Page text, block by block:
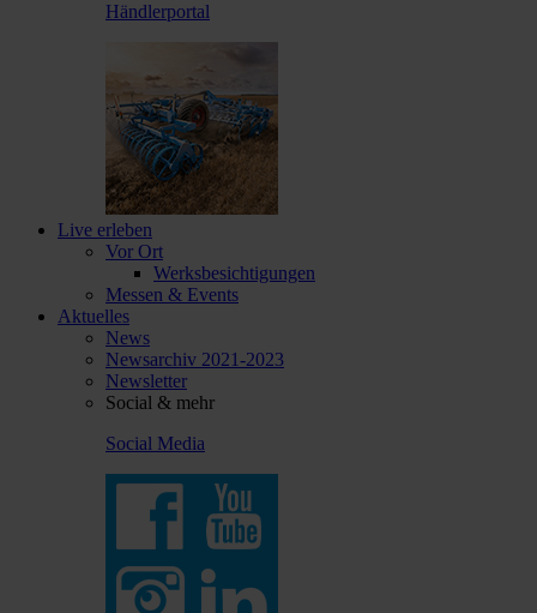
Händlerportal
Live erleben
Vor Ort
Werksbesichtigungen
Messen & Events
Aktuelles
News
Newsarchiv 2021-2023
Newsletter
Social & mehr
Social Media